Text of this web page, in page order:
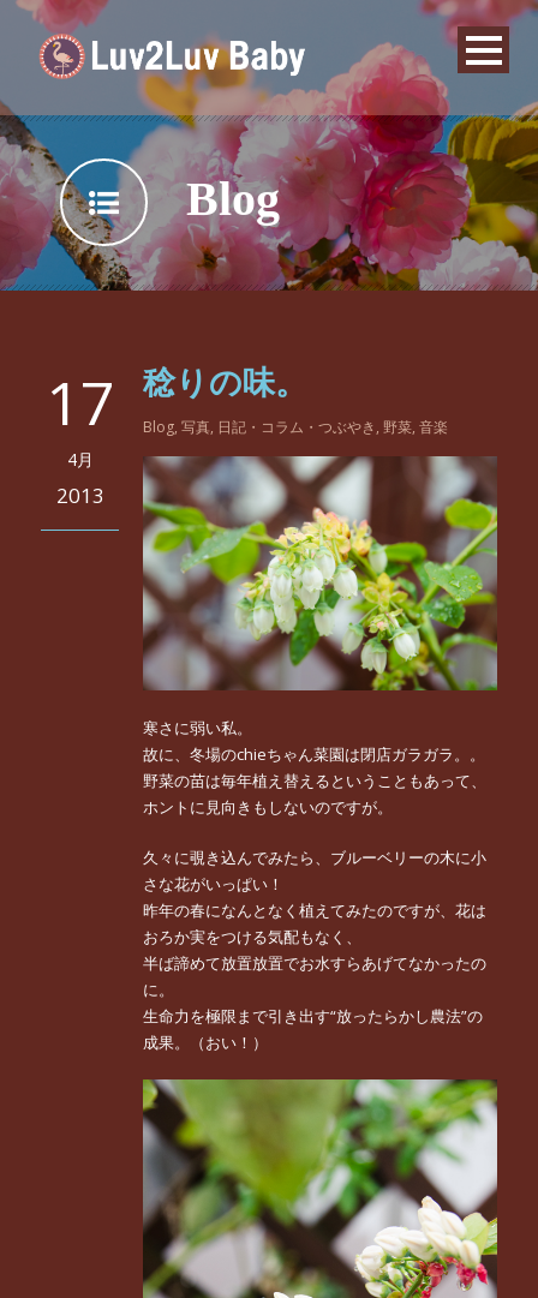
Blog
17
4月
2013
稔りの味。
Blog, 写真, 日記・コラム・つぶやき, 野菜, 音楽
寒さに弱い私。
故に、冬場のchieちゃん菜園は閉店ガラガラ。。
野菜の苗は毎年植え替えるということもあって、
ホントに見向きもしないのですが。
久々に覗き込んでみたら、ブルーベリーの木に小
さな花がいっぱい！
昨年の春になんとなく植えてみたのですが、花は
おろか実をつける気配もなく、
半ば諦めて放置放置でお水すらあげてなかったの
に。
生命力を極限まで引き出す“放ったらかし農法”の
成果。（おい！）